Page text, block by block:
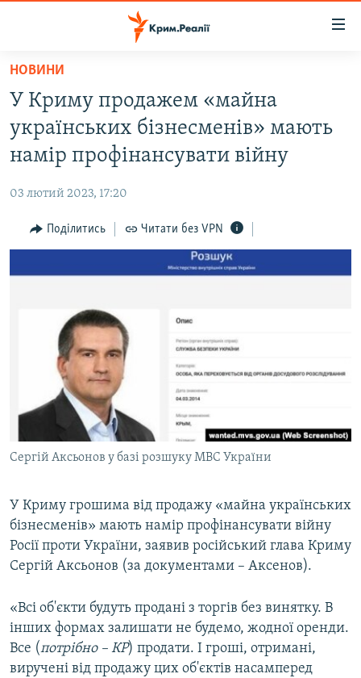
Перейти
основного
матеріалу
Перейти
до
основної
Перейти
до
ВОДА.КРИМ
ВІДЕО ТА ФОТО
БЛОГИ
ПОГЛЯД
СПЕЦПРОЕКТИ
ДЕПОРТАЦІЯ
ВІДЕОУРОКИ «ELIFBE»
СВІДЧЕННЯ ОКУПАЦІЇ
УКРАЇНСЬКА ПРОБЛЕМА КРИМУ
ІНФОГРАФІКА
ЯК ОБІЙТИ БЛОКУВАННЯ
Русский
Qırımtatar
ДОЛУЧАЙСЯ!
Усі сайти RFE/RL
НОВИНИ
У Криму продажем «майна
українських бізнесменів» мають
намір профінансувати війну
03 лютий 2023, 17:20
Поділитись Читати без VPN
Сергій Аксьонов у базі розшуку МВС України
У Криму грошима від продажу «майна українських
бізнесменів» мають намір профінансувати війну
Росії проти України, заявив російський глава Криму
Сергій Аксьонов (за документами – Аксенов).
«Всі об'єкти будуть продані з торгів без винятку. В
інших формах залишати не будемо, жодної оренди.
Все (потрібно – КР) продати. І гроші, отримані,
виручені від продажу цих об'єктів насамперед